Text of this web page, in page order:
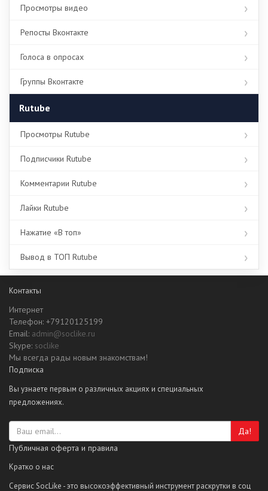
Просмотры видео
Репосты Вконтакте
Голоса в опросах
Группы Вконтакте
Rutube
Просмотры Rutube
Подписчики Rutube
Комментарии Rutube
Лайки Rutube
Нажатие «В топ»
Вывод в ТОП Rutube
Контакты
Интернет
Телефон: +79120125199
Email: admin@soclike.ru
Skype: soclike
Мы всегда рады новым знакомствам!
Подписка
Вы узнаете первым о различных акциях и специальных
предложениях.
Да!
Публичная оферта и правила
Кратко о нас
Сервис SocLike - это высокоэффективный инструмент раскрутки в соц